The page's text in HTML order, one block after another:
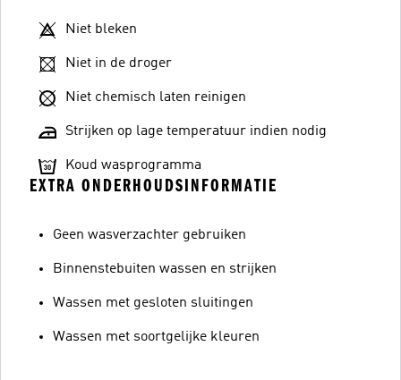
Niet bleken
Niet in de droger
Niet chemisch laten reinigen
Strijken op lage temperatuur indien nodig
Koud wasprogramma
EXTRA ONDERHOUDSINFORMATIE
Geen wasverzachter gebruiken
Binnenstebuiten wassen en strijken
Wassen met gesloten sluitingen
Wassen met soortgelijke kleuren